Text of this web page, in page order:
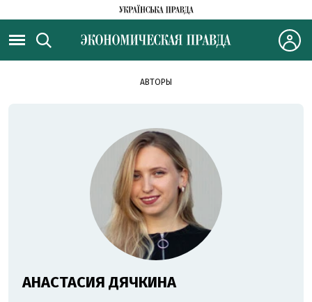
АВТОРЫ
АНАСТАСИЯ ДЯЧКИНА